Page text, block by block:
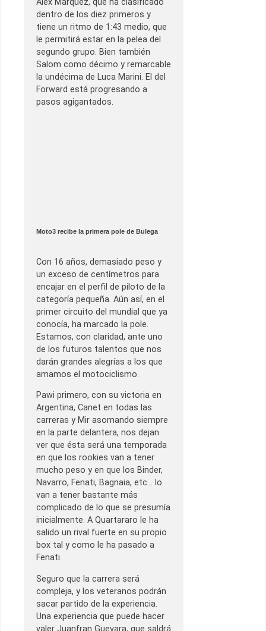
dentro de los diez primeros y
tiene un ritmo de 1:43 medio, que
le permitirá estar en la pelea del
segundo grupo. Bien también
Salom como décimo y remarcable
la undécima de Luca Marini. El del
Forward está progresando a
pasos agigantados.
Moto3 recibe la primera pole de Bulega
Con 16 años, demasiado peso y
un exceso de centímetros para
encajar en el perfil de piloto de la
categoría pequeña. Aún así, en el
primer circuito del mundial que ya
conocía, ha marcado la pole.
Estamos, con claridad, ante uno
de los futuros talentos que nos
darán grandes alegrías a los que
amamos el motociclismo.
Pawi primero, con su victoria en
Argentina, Canet en todas las
carreras y Mir asomando siempre
en la parte delantera, nos dejan
ver que ésta será una temporada
en que los rookies van a tener
mucho peso y en que los Binder,
Navarro, Fenati, Bagnaia, etc… lo
van a tener bastante más
complicado de lo que se presumía
inicialmente. A Quartararo le ha
salido un rival fuerte en su propio
box tal y como le ha pasado a
Fenati.
Seguro que la carrera será
compleja, y los veteranos podrán
sacar partido de la experiencia.
Una experiencia que puede hacer
valer Juanfran Guevara, que saldrá